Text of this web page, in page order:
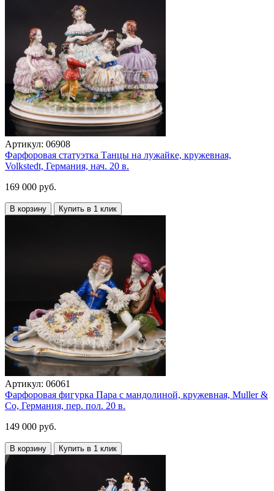
Артикул: 06908
Фарфоровая статуэтка Танцы на лужайке, кружевная,
Volkstedt, Германия, нач. 20 в.
169 000 руб.
В корзину Купить в 1 клик
Артикул: 06061
Фарфоровая фигурка Пара с мандолиной, кружевная, Muller &
Co, Германия, пер. пол. 20 в.
149 000 руб.
В корзину Купить в 1 клик